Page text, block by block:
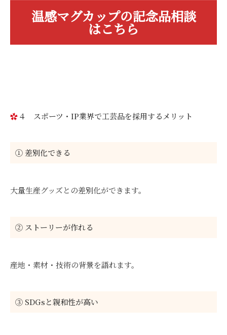
温感マグカップの記念品相談
はこちら
４ スポーツ・IP業界で工芸品を採用するメリット
① 差別化できる
大量生産グッズとの差別化ができます。
② ストーリーが作れる
産地・素材・技術の背景を語れます。
③ SDGsと親和性が高い